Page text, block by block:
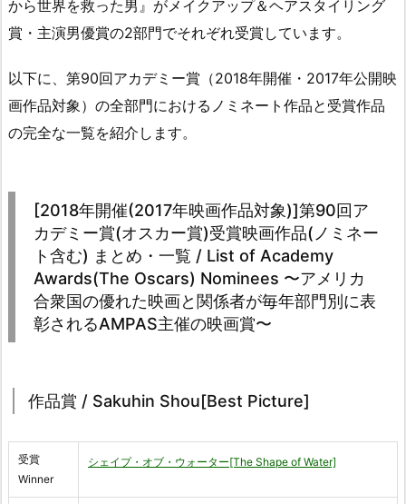
から世界を救った男』がメイクアップ＆ヘアスタイリング
賞・主演男優賞の2部門でそれぞれ受賞しています。
以下に、第90回アカデミー賞（2018年開催・2017年公開映
画作品対象）の全部門におけるノミネート作品と受賞作品
の完全な一覧を紹介します。
[2018年開催(2017年映画作品対象)]第90回ア
カデミー賞(オスカー賞)受賞映画作品(ノミネー
ト含む) まとめ・一覧 / List of Academy
Awards(The Oscars) Nominees 〜アメリカ
合衆国の優れた映画と関係者が毎年部門別に表
彰されるAMPAS主催の映画賞〜
作品賞 / Sakuhin Shou[Best Picture]
受賞
Winner
シェイプ・オブ・ウォーター[The Shape of Water]